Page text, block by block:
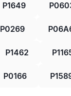
P1649
P0269
P1462
P0166